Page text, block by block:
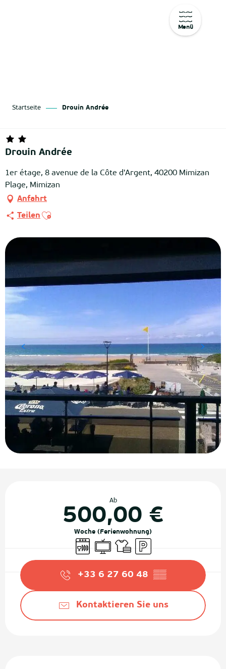
Menü
Startseite Drouin Andrée
Drouin Andrée
1er étage, 8 avenue de la Côte d'Argent, 40200 Mimizan
Plage, Mimizan
Anfahrt
Teilen Ajouter aux favoris
Ab
500,00 €
Woche (Ferienwohnung)
Geschirrspülmaschine
FernsehenBettwäsche und Laken
Parkplatz
+33 6 27 60 48 ▒▒
Kontaktieren Sie uns